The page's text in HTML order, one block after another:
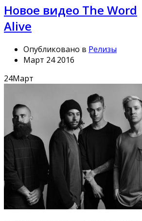
Новое видео The Word
Alive
Опубликовано в Релизы
Март 24 2016
24Март